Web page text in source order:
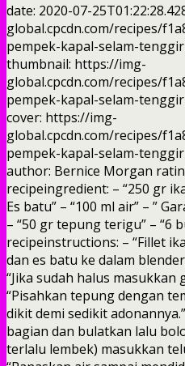
date: 2020-07-
global.cpcdn.com/recipes/
pempek-kapal-selam-
thumbnail: https://img-
global.cpcdn.com/recipes/
pempek-kapal-selam-
cover: https://img-
global.cpcdn.com/recipes/
pempek-kapal-selam-
author: Bernice Morgan
recipeingredient: – “250 gr
Es batu” – “100 ml air” – ”
– “50 gr tepung terigu” – “6
recipeinstructions: – “Fillet
dan es batu ke dalam
“Jika sudah halus masukkan
“Pisahkan tepung dengan
dikit demi sedikit
bagian dan bulatkan lalu
terlalu lembek) masukkan